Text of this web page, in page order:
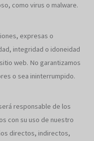
como virus o malware.
expresas o
integridad o idoneidad
web. No garantizamos
o sea ininterrumpido.
responsable de los
con su uso de nuestro
directos, indirectos,